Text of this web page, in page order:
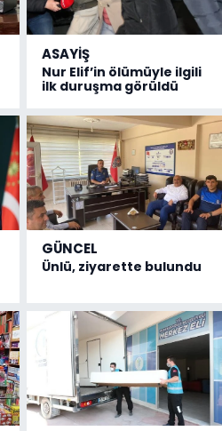
ASAYİŞ
Nur Elif’in ölümüyle ilgili
ilk duruşma görüldü
GÜNCEL
Ünlü, ziyarette bulundu